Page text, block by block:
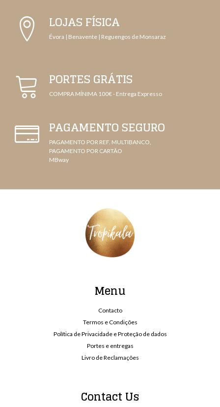
LOJAS FÍSICA
Évora | Benavente | Reguengos de Monsaraz
PORTES GRÁTIS
COMPRA MÍNIMA 100€ - Entrega Expresso
PAGAMENTO SEGURO
PAGAMENTO POR REF. MULTIBANCO,
PAGAMENTO POR CARTÃO
MBway
Menu
Contacto
Termos e Condições
Política de Privacidade e Proteção de dados
Portes e entregas
Livro de Reclamações
Contact Us